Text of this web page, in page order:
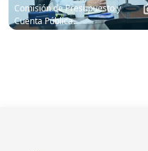
Comisión de Presupuesto y
Cuenta Pública.